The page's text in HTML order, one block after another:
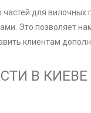
для вилочных
Это позволяет
клиентам
В